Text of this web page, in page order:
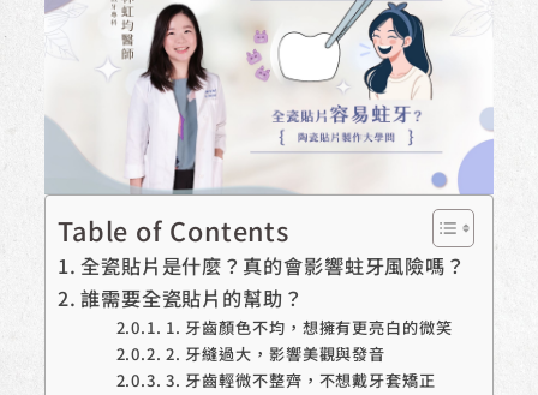
Table of Contents
全瓷貼片是什麼？真的會影響蛀牙風險嗎？
誰需要全瓷貼片的幫助？
1. 牙齒顏色不均，想擁有更亮白的微笑
2. 牙縫過大，影響美觀與發音
3. 牙齒輕微不整齊，不想戴牙套矯正